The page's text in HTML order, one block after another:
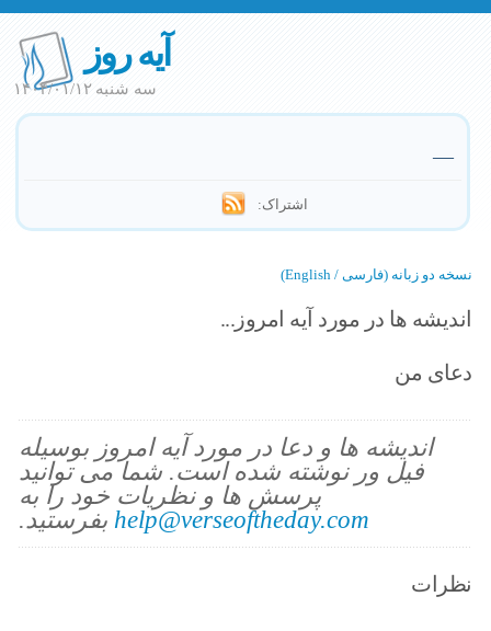
آیه روز
سه شنبه ۱۴۰۴/۰۱/۱۲
—
اشتراک:
نسخه دو زبانه (فارسی / English)
اندیشه ها در مورد آیه امروز...
دعای من
اندیشه ها و دعا در مورد آیه امروز بوسیله
فیل ور نوشته شده است. شما می توانید
پرسش ها و نظریات خود را به
help@verseoftheday.com بفرستید.
نظرات